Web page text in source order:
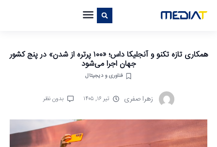
همکاری تازه تکنو و آنجلیکا داس؛ «۱۰۰ پرتره از شدن» در پنج کشور
جهان اجرا می‌شود
فناوری و دیجیتال
زهرا صفری تیر ۱۶, ۱۴۰۵ بدون نظر